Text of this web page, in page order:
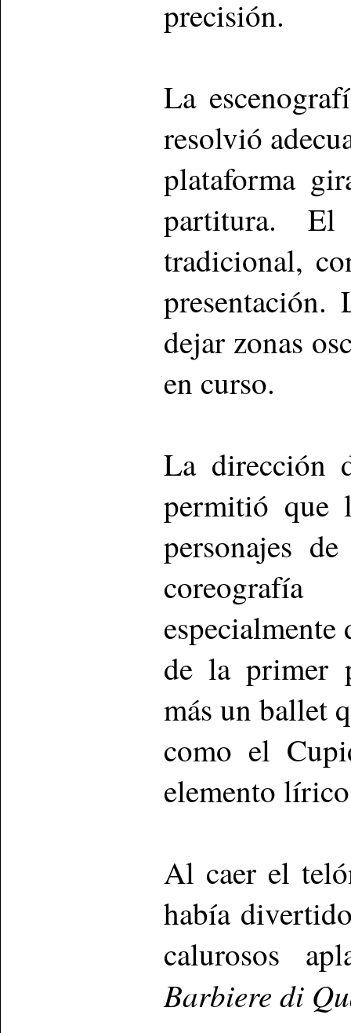
precisión.
La
resolvió
plataforma
partitura. El
tradicional,
presentación.
dejar zonas
en curso.
La dirección
permitió que
personajes
de la primer
más un ballet
como el
elemento
Al caer el
había
calurosos
Barbiere di